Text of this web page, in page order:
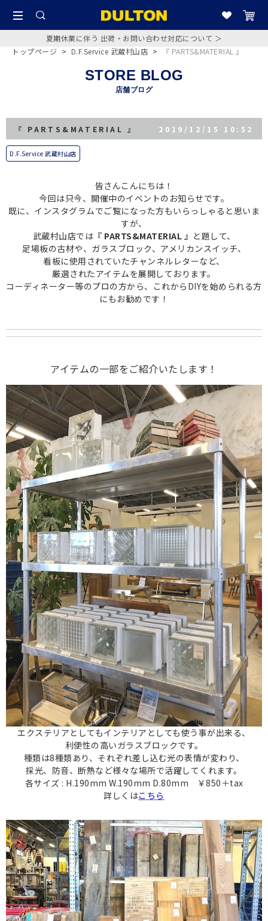
夏期休業に伴う 出荷・お問い合わせ対応について ＞
トップページ > D.F.Service 武蔵村山店 > 『 PARTS&MATERIAL 』
STORE BLOG
店舗ブログ
『 PARTS&MATERIAL 』 2019/12/15 10:52
D.F.Service 武蔵村山店
皆さんこんにちは！
今回は只今、開催中のイベントのお知らせです。
既に、インスタグラムでご覧になった方もいらっしゃると思いま
すが、
武蔵村山店では 『 PARTS&MATERIAL 』 と題して、
足場板の古材や、ガラスブロック、アメリカンスイッチ、
看板に使用されていたチャンネルレターなど、
厳選されたアイテムを展開しております。
コーディネーター等のプロの方から、これからDIYを始められる方
にもお勧めです！
アイテムの一部をご紹介いたします！
エクステリアとしてもインテリアとしても使う事が出来る、
利便性の高いガラスブロックです。
種類は8種類あり、それぞれ差し込む光の表情が変わり、
採光、防音、断熱など様々な場所で活躍してくれます。
各サイズ : H.190mm W.190mm D.80mm ￥850＋tax
詳しくはこちら